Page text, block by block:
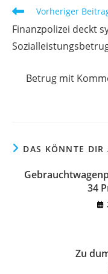
Vorheriger
Finanzpolizei deckt
Betrug mit
DAS KÖNNTE DIR
34
Zu